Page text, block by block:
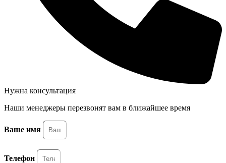
Нужна консультация
Наши менеджеры перезвонят вам в ближайшее время
Ваше имя
Телефон